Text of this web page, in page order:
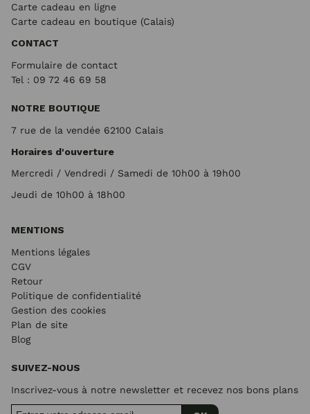
Carte cadeau en ligne
Carte cadeau en boutique (Calais)
CONTACT
Formulaire de contact
Tel : 09 72 46 69 58
NOTRE BOUTIQUE
7 rue de la vendée 62100 Calais
Horaires d'ouverture
Mercredi / Vendredi / Samedi de 10h00 à 19h00
Jeudi de 10h00 à 18h00
MENTIONS
Mentions légales
CGV
Retour
Politique de confidentialité
Gestion des cookies
Plan de site
Blog
SUIVEZ-NOUS
Inscrivez-vous à notre newsletter et recevez nos bons plans